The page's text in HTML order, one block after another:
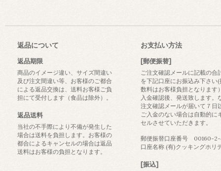
返品について
返品期限
商品のイメージ違い、サイズ間違い
及び注文間違い等、お客様のご都合
による返品交換は、送料お客様ご負
担にて受付します（食品は除外）。
返品送料
当社の不手際により不備が発生した
場合は送料を負担します。お客様の
都合によるキャンセルの場合は返品
送料はお客様の負担となります。
お支払い方法
[郵便振替]
ご注文確認メールに記載の合
を下記口座にお振込み下さい
数料はお客様負担となります
入金確認後、発送致します。
注文確認メールが届いて７日
ご入金のない場合は自動的に
セルさせていただきます。
郵便振替口座番号 00160-2-
口座名称 (有)クッキングホリ
[振込]